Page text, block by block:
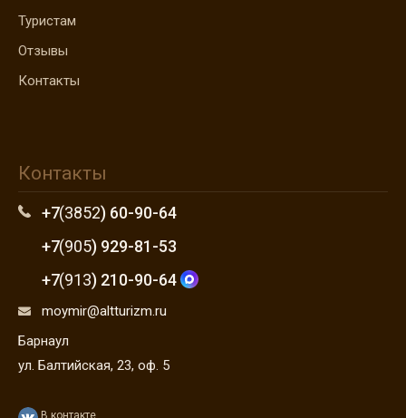
Туристам
Отзывы
Контакты
Контакты
+7(3852) 60-90-64
+7(905) 929-81-53
+7(913) 210-90-64
moymir@altturizm.ru
Барнаул
ул. Балтийская, 23, оф. 5
В контакте